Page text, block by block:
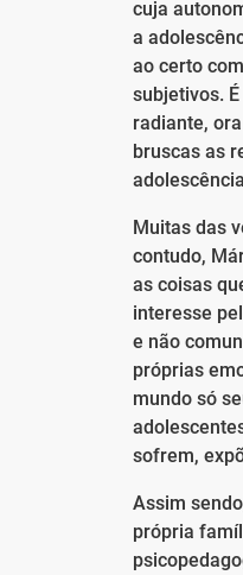
cuja
a
ao certo
subjetivos.
radiante,
bruscas as
Muitas das
contudo,
as coisas
interesse
e não
próprias
mundo só
sofrem,
Assim
própria